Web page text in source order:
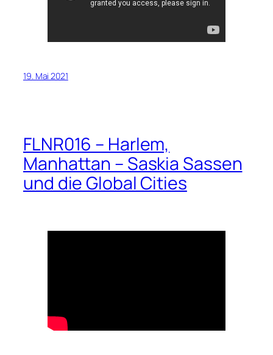
19. Mai 2021
FLNR016 – Harlem,
Manhattan – Saskia Sassen
und die Global Cities